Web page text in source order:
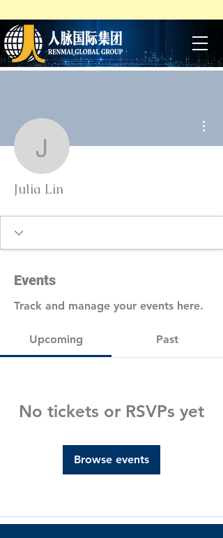
Julia Lin
Julia Lin
Events
Track and manage your events here.
Upcoming Past
No tickets or RSVPs yet
Browse events